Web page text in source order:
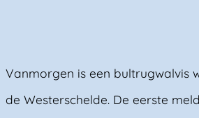
Vanmorgen is een bultrugwalvis
de Westerschelde. De eerste